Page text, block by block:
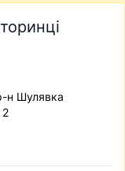
н Шулявка
2